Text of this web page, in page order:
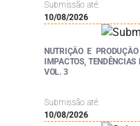
Submissão até:
10/08/2026
NUTRIÇÃO E
IMPACTOS,
VOL. 3
Submissão até:
10/08/2026